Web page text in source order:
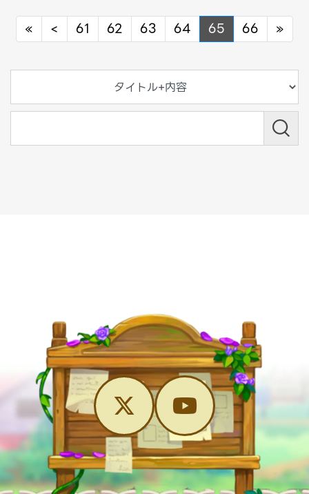
« Previous
< Previous
61 62 63 64 65 66 »